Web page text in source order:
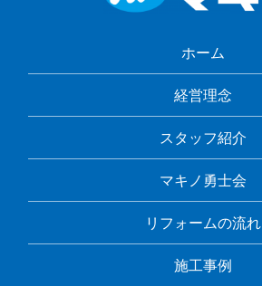
ホーム
経営理念
スタッフ紹介
マキノ勇士会
リフォームの流れ
施工事例